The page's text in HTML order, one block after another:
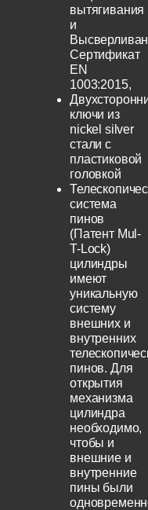
вытягивания
и
Сертификат
EN
1003:2015,
ключи из
nickel silver
стали с
пластиковой
головкой
система
пинов
(Патент Mul-
T-Lock)
цилиндры
имеют
уникальную
систему
внешних и
внутренних
пинов. Для
открытия
механизма
цилиндра
необходимо,
чтобы и
внешние и
внутренние
пины были